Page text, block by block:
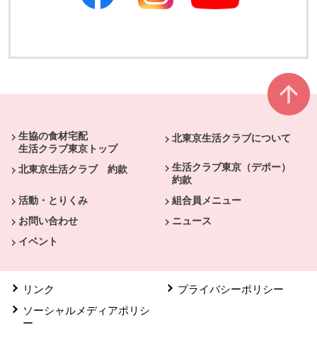
生協の食材宅配
生活クラブ東京トップ
北東京生活クラブについて
北東京生活クラブ 約款
生活クラブ東京（デポー）
約款
活動・とりくみ
組合員メニュー
お問い合わせ
ニュース
イベント
リンク
プライバシーポリシー
ソーシャルメディアポリシ
ー